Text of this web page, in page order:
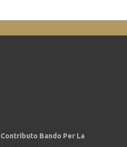
Contributo Bando Per La